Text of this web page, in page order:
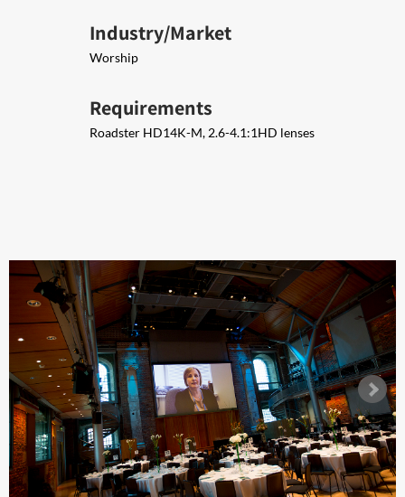
Industry/Market
Worship
Requirements
Roadster HD14K-M, 2.6-4.1:1HD lenses